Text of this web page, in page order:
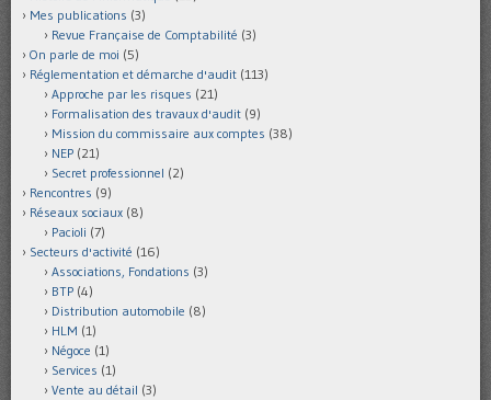
Mes publications (3)
Revue Française de Comptabilité (3)
On parle de moi (5)
Réglementation et démarche d'audit (113)
Approche par les risques (21)
Formalisation des travaux d'audit (9)
Mission du commissaire aux comptes (38)
NEP (21)
Secret professionnel (2)
Rencontres (9)
Réseaux sociaux (8)
Pacioli (7)
Secteurs d'activité (16)
Associations, Fondations (3)
BTP (4)
Distribution automobile (8)
HLM (1)
Négoce (1)
Services (1)
Vente au détail (3)